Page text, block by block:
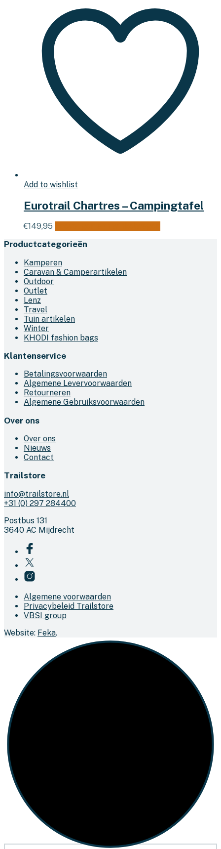
Add to wishlist
Eurotrail Chartres – Campingtafel
€149,95
Productcategorieën
Kamperen
Caravan & Camperartikelen
Outdoor
Outlet
Lenz
Travel
Tuin artikelen
Winter
KHODI fashion bags
Klantenservice
Betalingsvoorwaarden
Algemene Levervoorwaarden
Retourneren
Algemene Gebruiksvoorwaarden
Over ons
Over ons
Nieuws
Contact
Trailstore
info@trailstore.nl
+31 (0) 297 284400
Postbus 131
3640 AC Mijdrecht
Algemene voorwaarden
Privacybeleid Trailstore
VBSI group
Website: Feka.